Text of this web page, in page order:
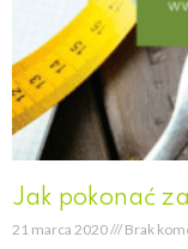
Jak pokonać
21 marca 2020 Brak